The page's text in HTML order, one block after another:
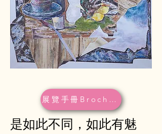
展覽手冊Brochure
是如此不同，如此有魅